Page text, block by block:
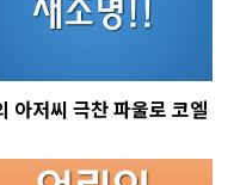
아저씨 극찬 파울로 코엘